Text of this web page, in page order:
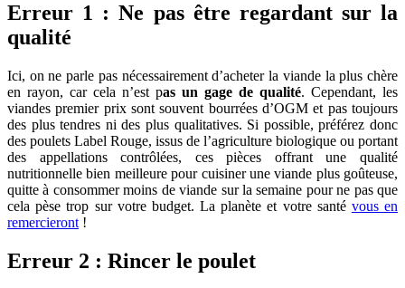
Erreur 1 : Ne pas être regardant sur la
qualité
Ici, on ne parle pas nécessairement d’acheter la viande la plus chère
en rayon, car cela n’est pas un gage de qualité. Cependant, les
viandes premier prix sont souvent bourrées d’OGM et pas toujours
des plus tendres ni des plus qualitatives. Si possible, préférez donc
des poulets Label Rouge, issus de l’agriculture biologique ou portant
des appellations contrôlées, ces pièces offrant une qualité
nutritionnelle bien meilleure pour cuisiner une viande plus goûteuse,
quitte à consommer moins de viande sur la semaine pour ne pas que
cela pèse trop sur votre budget. La planète et votre santé vous en
remercieront !
Erreur 2 : Rincer le poulet